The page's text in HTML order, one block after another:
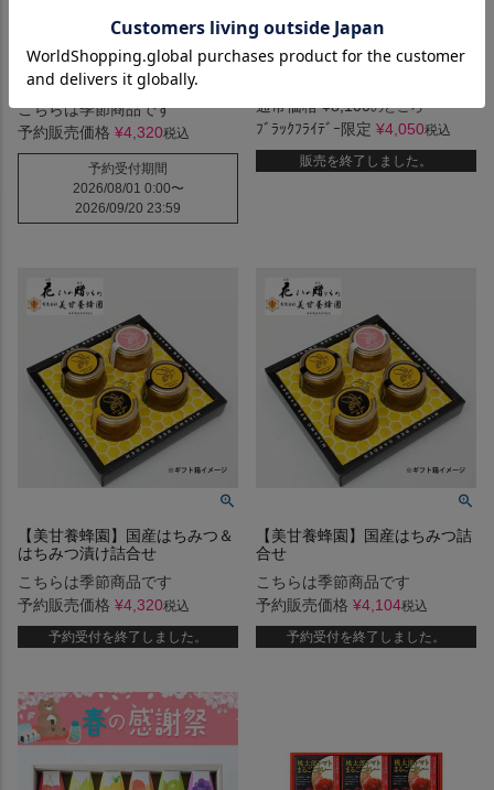
【APOD-1A】 岡山県産 ニュ
ーピオーネ大房１房 【9月上
旬～】
こちらは季節商品です
予約販売価格 ¥4,320税込
予約受付期間
2026/08/01 0:00〜
2026/09/20 23:59
広島県産 尾道みかんジュレ
通常価格 ¥8,100のところ
ﾌﾞﾗｯｸﾌﾗｲﾃﾞｰ限定 ¥4,050税込
販売を終了しました。
【美甘養蜂園】国産はちみつ＆
はちみつ漬け詰合せ
こちらは季節商品です
予約販売価格 ¥4,320税込
予約受付を終了しました。
【美甘養蜂園】国産はちみつ詰
合せ
こちらは季節商品です
予約販売価格 ¥4,104税込
予約受付を終了しました。